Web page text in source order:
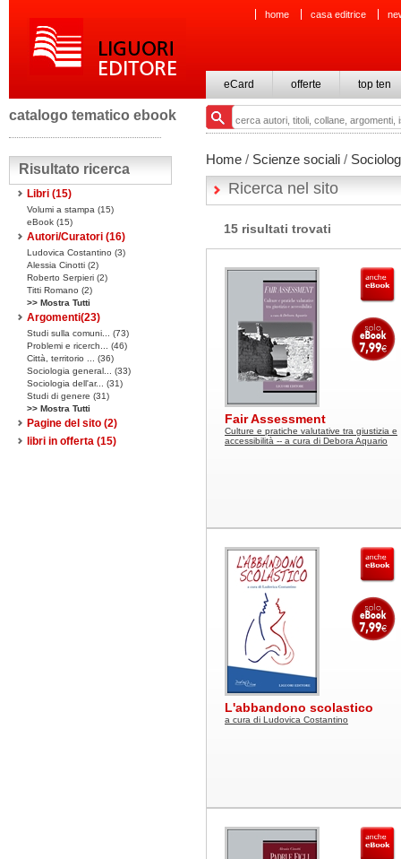
home casa editrice
eCard offerte top ten
catalogo tematico ebook
Risultato ricerca
Libri (15)
Volumi a stampa (15)
eBook (15)
Autori/Curatori (16)
Ludovica Costantino (3)
Alessia Cinotti (2)
Roberto Serpieri (2)
Titti Romano (2)
>> Mostra Tutti
Argomenti(23)
Studi sulla comuni... (73)
Problemi e ricerch... (46)
Città, territorio ... (36)
Sociologia general... (33)
Sociologia dell'ar... (31)
Studi di genere (31)
>> Mostra Tutti
Pagine del sito (2)
libri in offerta (15)
Home / Scienze sociali /
Ricerca nel sito
15 risultati trovati
Fair Assessment
Culture e pratiche valutative tra giustizia e
accessibilità -- a cura di Debora Aquario
L'abbandono scolastico
a cura di Ludovica Costantino